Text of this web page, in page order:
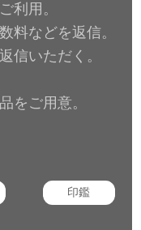
利用。
料などを返信。
信いただく。
をご用意。
印鑑